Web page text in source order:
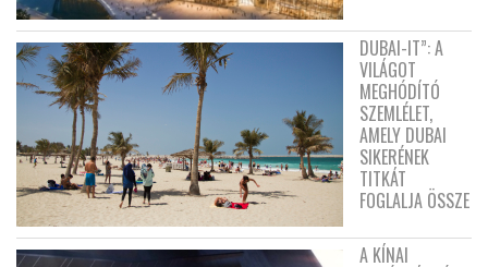
DUBAI-IT”: A
VILÁGOT
MEGHÓDÍTÓ
SZEMLÉLET,
AMELY DUBAI
SIKERÉNEK
TITKÁT
FOGLALJA ÖSSZE
A KÍNAI